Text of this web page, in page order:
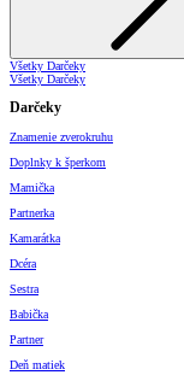
Všetky Darčeky
Všetky Darčeky
Darčeky
Znamenie zverokruhu
Doplnky k šperkom
Mamička
Partnerka
Kamarátka
Dcéra
Sestra
Babička
Partner
Deň matiek